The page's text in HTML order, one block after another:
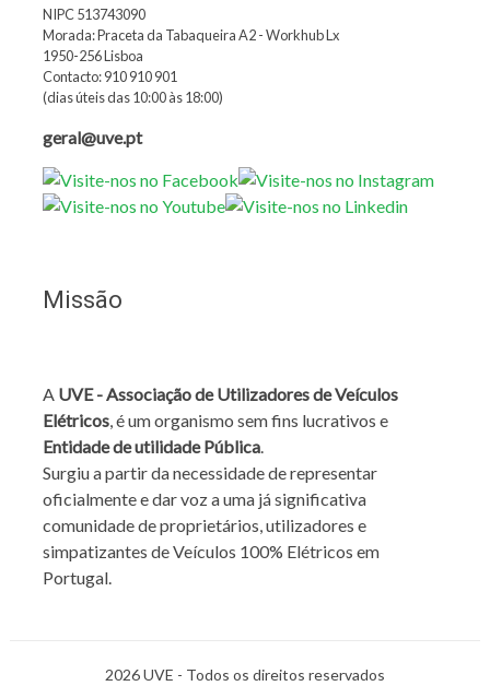
NIPC 513743090
Morada: Praceta da Tabaqueira A2 - Workhub Lx
1950-256 Lisboa
Contacto: 910 910 901
(dias úteis das 10:00 às 18:00)
geral@uve.pt
Missão
A UVE - Associação de Utilizadores de Veículos
Elétricos, é um organismo sem fins lucrativos e
Entidade de utilidade Pública.
Surgiu a partir da necessidade de representar
oficialmente e dar voz a uma já significativa
comunidade de proprietários, utilizadores e
simpatizantes de Veículos 100% Elétricos em
Portugal.
2026 UVE - Todos os direitos reservados